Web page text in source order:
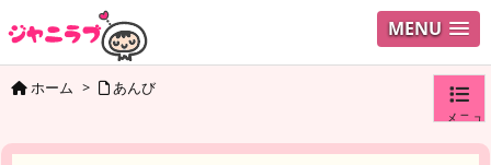
MENU
メニュ
ホーム > あんび